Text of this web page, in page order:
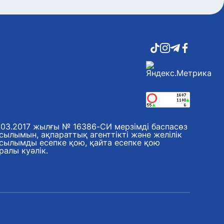
жылғы № 16386-СИ мерзімді баспасөз
ақпараттық агенттікті және желілік
есепке қою, қайта есепке қою
куәлік.